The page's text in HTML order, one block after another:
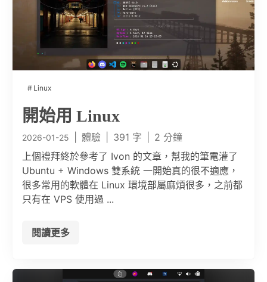
Linux
開始用 Linux
2026-01-25 體驗 391 字
2 分鐘
上個禮拜終於參考了 Ivon 的文章，幫我的筆電灌了
Ubuntu + Windows 雙系統 一開始真的很不適應，
很多常用的軟體在 Linux 環境部屬麻煩很多，之前都
只有在 VPS 使用過 ...
閱讀更多